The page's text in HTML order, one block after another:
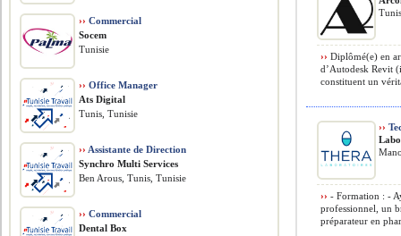
›› Diplômé(e) en
d’Autodesk Revit
constituent un
››
›› - Formation : -
professionnel, un
préparateur en
›› Commercial
Socem
Tunisie
›› Office Manager
Ats Digital
Tunis, Tunisie
›› Assistante de Direction
Synchro Multi Services
Ben Arous, Tunis, Tunisie
›› Commercial
Dental Box